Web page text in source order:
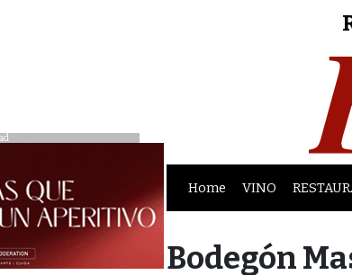
Home VINO
Bodegón